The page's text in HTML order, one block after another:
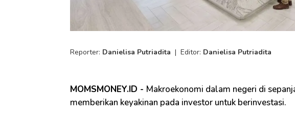
Reporter: Danielisa Putriadita | Editor: Danielisa Putriadita
MOMSMONEY.ID - Makroekonomi dalam negeri di
memberikan keyakinan pada investor untuk berinvestasi.